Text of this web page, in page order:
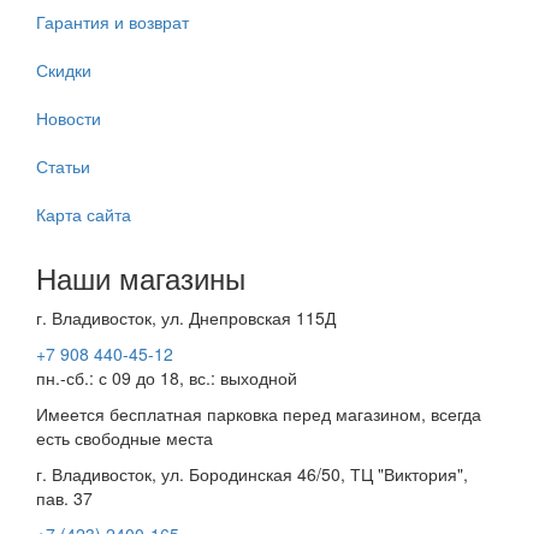
Гарантия и возврат
Скидки
Новости
Статьи
Карта сайта
Наши магазины
г. Владивосток, ул. Днепровская 115Д
+7 908 440-45-12
пн.-сб.: с 09 до 18, вс.: выходной
Имеется бесплатная парковка перед магазином, всегда
есть свободные места
г. Владивосток, ул. Бородинская 46/50, ТЦ "Виктория",
пав. 37